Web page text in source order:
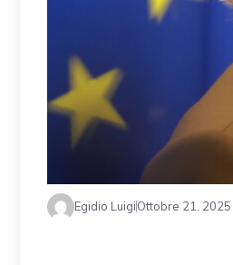
Egidio LuigiOttobre 21, 2025